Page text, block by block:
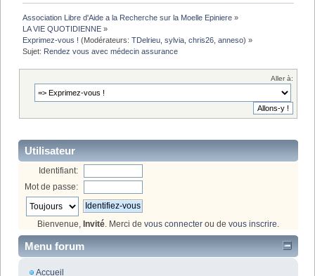
Association Libre d'Aide a la Recherche sur la Moelle Epiniere »
LA VIE QUOTIDIENNE »
Exprimez-vous ! (Modérateurs:TDelrieu ,sylvia ,chris26 ,anneso) »
Sujet: Rendez vous avec médecin assurance
Aller à:
Utilisateur
Identifiant:
Mot de passe:
Bienvenue, Invité . Merci de vous connecter ou de vous inscrire
Menu forum
Accueil